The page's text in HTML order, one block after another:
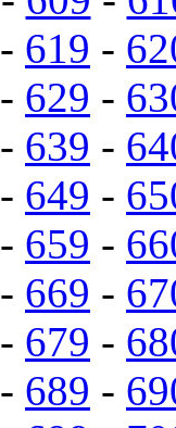
- 619 -
- 629 -
- 639 -
- 649 -
- 659 -
- 669 -
- 679 -
- 689 -